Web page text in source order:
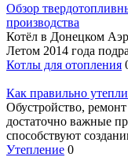
Обзор
производства
Котёл в Донецком
Летом 2014 года
Котлы для отопления
Как правильно
Обустройство,
достаточно важные
способствуют
Утепление 0